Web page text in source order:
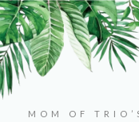
MOM OF